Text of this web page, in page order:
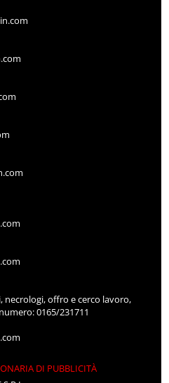
necrologi, offro e cerco lavoro,
0165/231711
DI PUBBLICITÀ